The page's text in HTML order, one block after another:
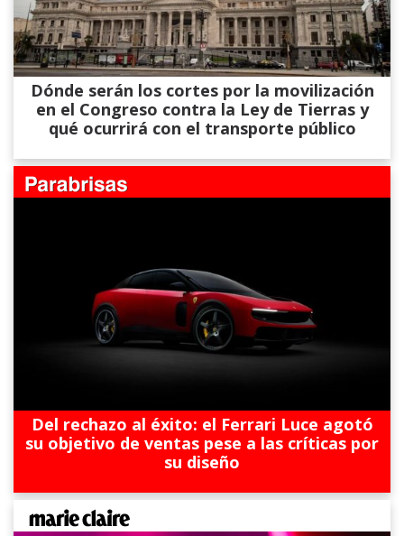
Dónde serán los cortes por la movilización
en el Congreso contra la Ley de Tierras y
qué ocurrirá con el transporte público
Del rechazo al éxito: el Ferrari Luce agotó
su objetivo de ventas pese a las críticas por
su diseño